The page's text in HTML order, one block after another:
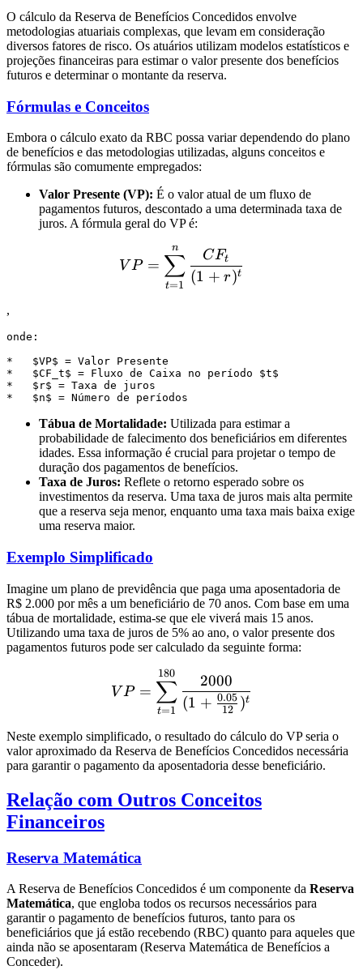
O cálculo da Reserva de Benefícios Concedidos envolve
metodologias atuariais complexas, que levam em consideração
diversos fatores de risco. Os atuários utilizam modelos estatísticos e
projeções financeiras para estimar o valor presente dos benefícios
futuros e determinar o montante da reserva.
Fórmulas e Conceitos
Embora o cálculo exato da RBC possa variar dependendo do plano
de benefícios e das metodologias utilizadas, alguns conceitos e
fórmulas são comumente empregados:
Valor Presente (VP): É o valor atual de um fluxo de
pagamentos futuros, descontado a uma determinada taxa de
juros. A fórmula geral do VP é:
VP = \sum_{t=1}^{n}
V P =
t=1
∑
n
(1 + r)t
CFt
,
onde:
*   $VP$ = Valor Presente
*   $CF_t$ = Fluxo de Caixa no período $t$
*   $r$ = Taxa de juros
Tábua de Mortalidade: Utilizada para estimar a
probabilidade de falecimento dos beneficiários em diferentes
idades. Essa informação é crucial para projetar o tempo de
duração dos pagamentos de benefícios.
Taxa de Juros: Reflete o retorno esperado sobre os
investimentos da reserva. Uma taxa de juros mais alta permite
que a reserva seja menor, enquanto uma taxa mais baixa exige
uma reserva maior.
Exemplo Simplificado
Imagine um plano de previdência que paga uma aposentadoria de
R$ 2.000 por mês a um beneficiário de 70 anos. Com base em uma
tábua de mortalidade, estima-se que ele viverá mais 15 anos.
Utilizando uma taxa de juros de 5% ao ano, o valor presente dos
pagamentos futuros pode ser calculado da seguinte forma:
VP =
V P =
t=1
∑
180
(1 + 12
0.05 )t
2000
Neste exemplo simplificado, o resultado do cálculo do VP seria o
valor aproximado da Reserva de Benefícios Concedidos necessária
para garantir o pagamento da aposentadoria desse beneficiário.
Relação com Outros Conceitos
Financeiros
Reserva Matemática
A Reserva de Benefícios Concedidos é um componente da Reserva
Matemática, que engloba todos os recursos necessários para
garantir o pagamento de benefícios futuros, tanto para os
beneficiários que já estão recebendo (RBC) quanto para aqueles que
ainda não se aposentaram (Reserva Matemática de Benefícios a
Conceder).